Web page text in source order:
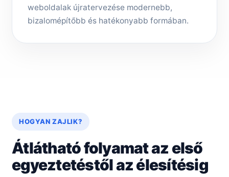
weboldalak újratervezése modernebb,
bizalomépítőbb és hatékonyabb formában.
HOGYAN ZAJLIK?
Átlátható folyamat az első
egyeztetéstől az élesítésig